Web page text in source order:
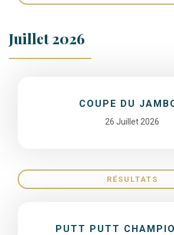
Juillet 2026
COUPE DU
26 Juillet 2026
RÉSULTATS
PUTT PUTT